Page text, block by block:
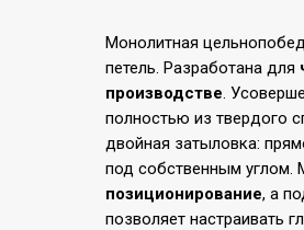
Монолитная
петель. Разработана для
производстве.
полностью из твердого
двойная затыловка:
под собственным углом.
позиционирование, а
позволяет настраивать